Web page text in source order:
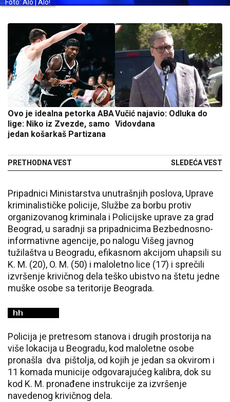
Foto: Alo | Alo!
Ovo je idealna petorka ABA
lige: Niko iz Zvezde, samo
jedan košarkaš Partizana
PRETHODNA VEST
Vučić najavio: Odluka do
Vidovdana
SLEDEĆA VEST
Pripadnici Ministarstva unutrašnjih poslova, Uprave
kriminalističke policije, Službe za borbu protiv
organizovanog kriminala i Policijske uprave za grad
Beograd, u saradnji sa pripadnicima Bezbednosno-
informativne agencije, po nalogu Višeg javnog
tužilaštva u Beogradu, efikasnom akcijom uhapsili su
K. M. (20), O. M. (50) i maloletno lice (17) i sprečili
izvršenje krivičnog dela teško ubistvo na štetu jedne
muške osobe sa teritorije Beograda.
Policija je pretresom stanova i drugih prostorija na
više lokacija u Beogradu, kod maloletne osobe
pronašla dva pištolja, od kojih je jedan sa okvirom i
11 komada municije odgovarajućeg kalibra, dok su
kod K. M. pronađene instrukcije za izvršenje
navedenog krivičnog dela.